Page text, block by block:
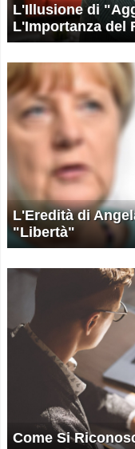
L'Illusione di
L'Importanza del
L'Eredità di
"Libertà"
Come Si